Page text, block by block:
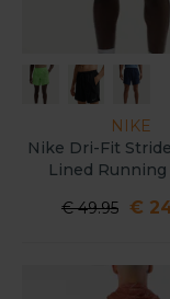
NIKE
Nike Dri-Fit
Lined
€ 49.95 €